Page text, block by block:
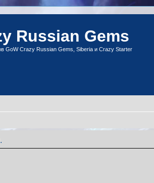
Russian Gems
GoW Crazy Russian Gems, Siberia и Crazy Starter